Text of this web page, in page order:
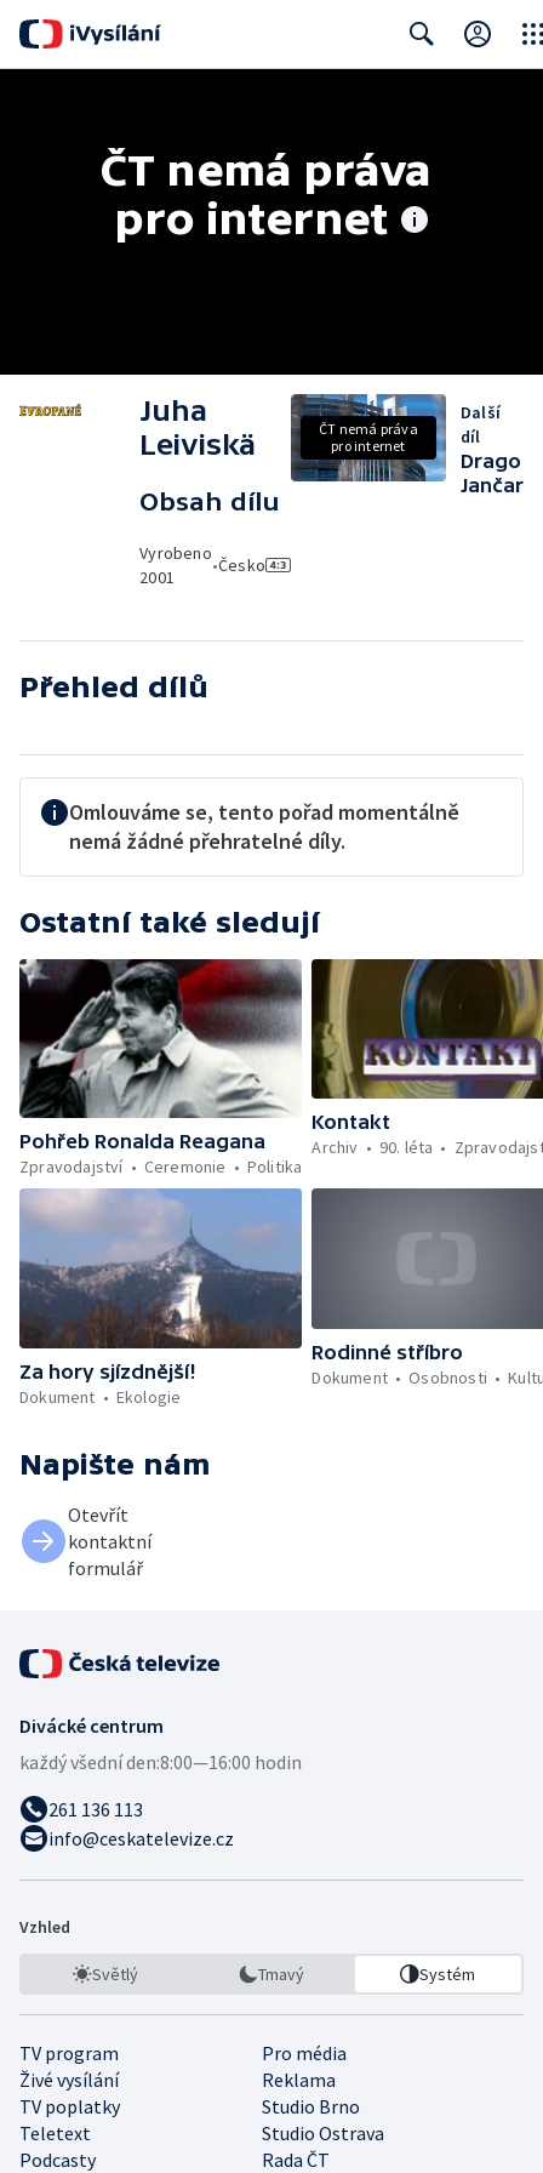
ČT nemá práva
pro internet
Juha
Leiviskä
Obsah dílu
Vyrobeno
2001
•Česko
ČT nemá práva
pro internet
Další
díl
Drago
Jančar
Přehled dílů
Omlouváme se, tento pořad momentálně
nemá žádné přehratelné díly.
Ostatní také sledují
Pohřeb Ronalda Reagana
Zpravodajství
Ceremonie Politika
Kontakt
Archiv
90. léta
Za hory sjízdnější!
Dokument
Ekologie
Rodinné stříbro
Dokument
Osobnosti
Napište nám
Otevřít
kontaktní
formulář
Divácké centrum
každý všední den:8:00—16:00 hodin
261 136 113
info@ceskatelevize.cz
Vzhled
Světlý Tmavý Systém
TV program
Pro média
Živé vysílání
Reklama
TV poplatky
Studio Brno
Teletext
Studio Ostrava
Podcasty
Rada ČT